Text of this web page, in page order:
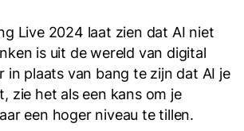
Live 2024 laat zien dat AI niet
is uit de wereld van digital
in plaats van bang te zijn dat AI je
zie het als een kans om je
een hoger niveau te tillen.